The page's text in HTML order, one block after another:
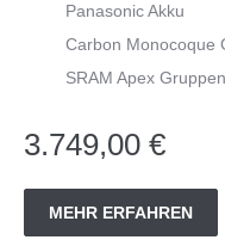
Panasonic Akku
Carbon Monocoque
SRAM Apex
3.749,00 €
MEHR ERFAHREN